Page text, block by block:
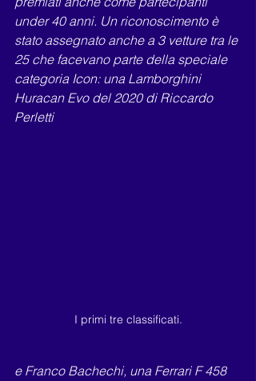
under 40 anni. Un riconoscimento è
stato assegnato anche a 3 vetture tra le
25 che facevano parte della speciale
categoria Icon: una Lamborghini
Huracan Evo del 2020 di Riccardo
Perletti
I primi tre classificati.
e Franco Bachechi, una Ferrari F 458